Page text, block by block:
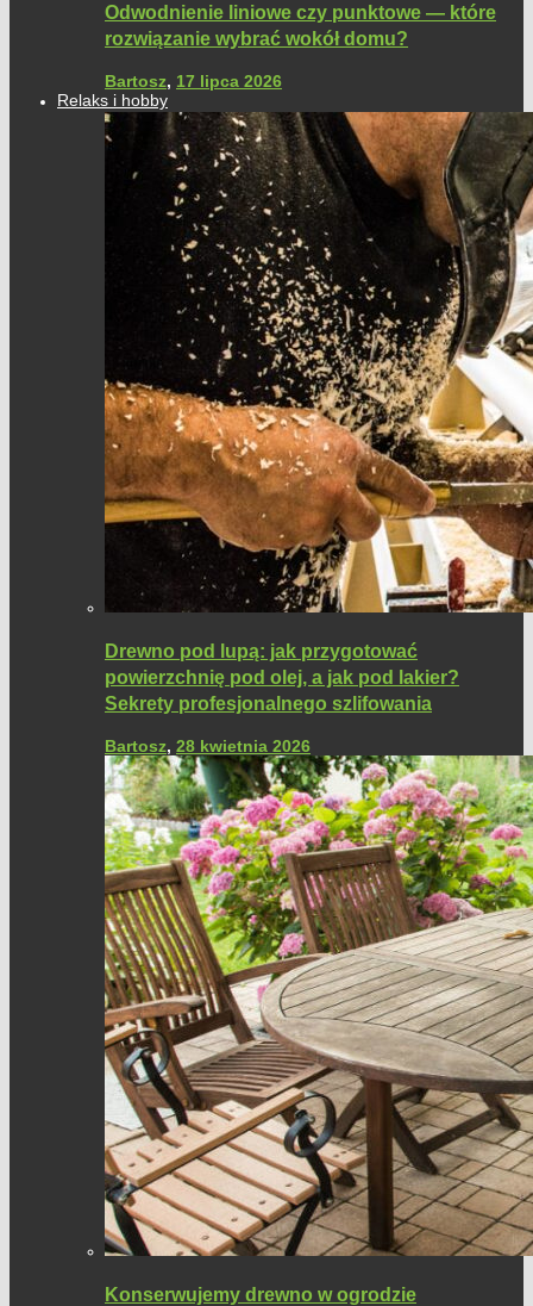
Odwodnienie liniowe czy punktowe — które
rozwiązanie wybrać wokół domu?
Bartosz, 17 lipca 2026
Relaks i hobby
Drewno pod lupą: jak przygotować
powierzchnię pod olej, a jak pod lakier?
Sekrety profesjonalnego szlifowania
Bartosz, 28 kwietnia 2026
Konserwujemy drewno w ogrodzie